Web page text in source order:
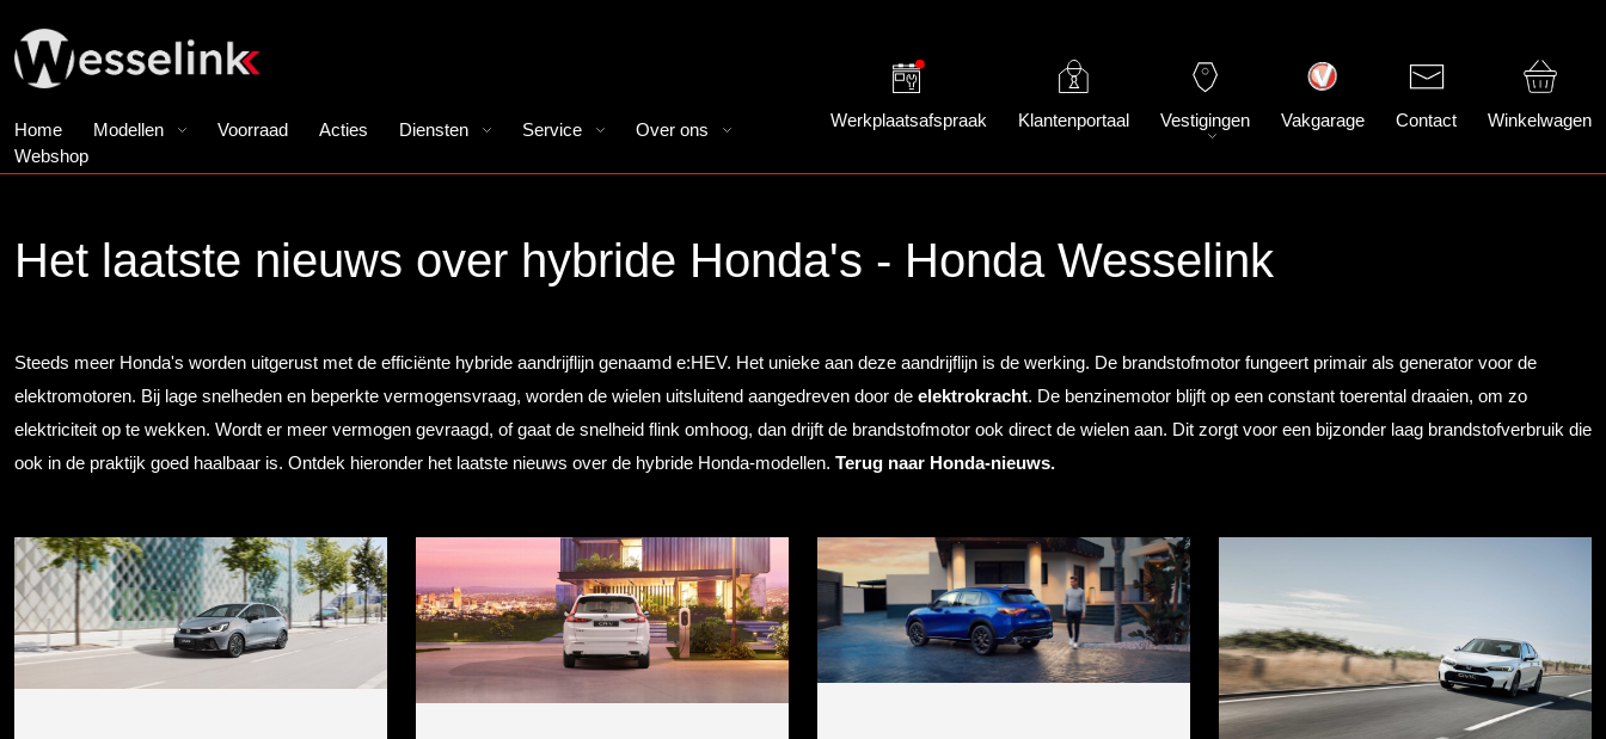
Home Modellen Voorraad Acties Diensten Service
Over ons
Webshop
Werkplaatsafspraak Klantenportaal Vestigingen Vakgarage Contact Winkelwagen
Het laatste nieuws over hybride Honda's - Honda Wesselink
Steeds meer Honda's worden uitgerust met de efficiënte hybride aandrijflijn genaamd e:HEV. Het unieke aan deze aandrijflijn is de werking. De brandstofmotor fungeert primair als generator voor de
elektromotoren. Bij lage snelheden en beperkte vermogensvraag, worden de wielen uitsluitend aangedreven door de elektrokracht. De benzinemotor blijft op een constant toerental draaien, om zo
elektriciteit op te wekken. Wordt er meer vermogen gevraagd, of gaat de snelheid flink omhoog, dan drijft de brandstofmotor ook direct de wielen aan. Dit zorgt voor een bijzonder laag brandstofverbruik die
ook in de praktijk goed haalbaar is. Ontdek hieronder het laatste nieuws over de hybride Honda-modellen. Terug naar Honda-nieuws.